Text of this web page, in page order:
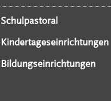
Schulpastoral
Kindertageseinrichtungen
Bildungseinrichtungen